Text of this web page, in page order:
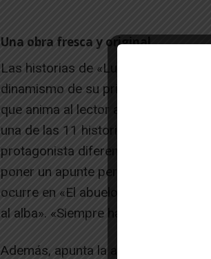
Una obra fresca y original
Las historias de «Lucía al Alba»
dinamismo de su primera obra y
que anima al lector a sumergirse
una de las 11 historias aborda
protagonista diferente, una
poner un apunte personal de
ocurre en «El abuelo Eustasio», «La
al alba». «Siempre hay algo de
Además, apunta la autora, la